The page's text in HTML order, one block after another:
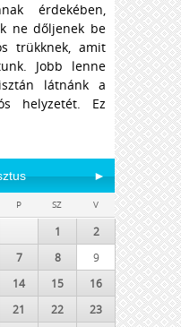
érdekében,
ne dőljenek be
trükknek, amit
Jobb lenne
látnánk a
helyzetét. Ez
►
P SZ V
1
2
7 8
9
14 15
16
21 22
23